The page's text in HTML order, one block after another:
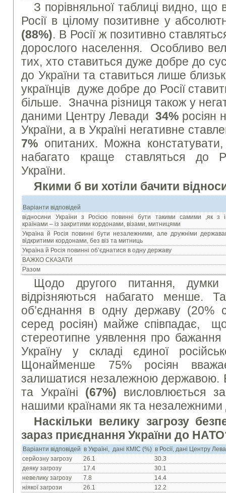
З порівняльної таблиці видно, що
Росії в цілому позитивне у
(88%). В Росії ж позитивно
дорослого населення. Особливо
тих, хто ставиться дуже добре до
до України та ставиться лише
українців дуже добре до Росії
більше. Значна різниця також у
даними Центру Левади34% росіян
України, а в Україні негативне
7% опитаних. Можна
набагато краще ставляться до
України.
Якими б ви хотіли бачити
Варіанти відповідей
відносини України з Росією повинні бути такими самими ,як з
країнами – із закритими кордонами, візами, митницями
Україна й Росія повинні бути незалежними, але дружніми
відкритими кордонами, без віз та митниць
Україна й Росія повинні об’єднатися в одну державу
ВАЖКО СКАЗАТИ
Разом
Щодо другого питання, думки
відрізняються набагато менше.
об’єднання в одну державу (20%
серед росіян) майже співпадає,
стереотипне уявлення про бажання
Україну у складі єдиної
Щонайменше 75% росіян
залишатися незалежною державою.
та Україні (67%) висловлюється
нашими країнами як та
Наскільки велику загрозу
зараз приєднання України до
Варіанти відповідей в Україні, дані КМІС (%) в Росії, дані Центру
серйозну загрозу
26.1
30.3
деяку загрозу
17.4
30.1
невелику загрозу
7.8
14.4
ніякої загрози
26.1
12.2